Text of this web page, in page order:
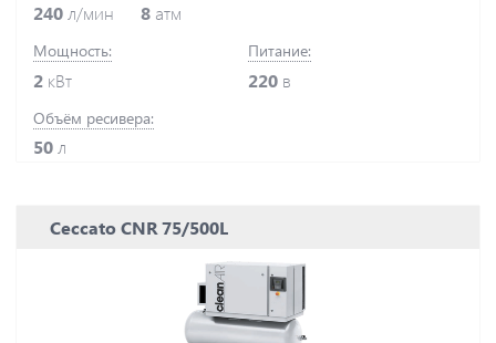
240л/мин 8 атм
Мощность:
2 кВт
Питание:
220 в
Объём ресивера:
50л
Ceccato CNR 75/500L